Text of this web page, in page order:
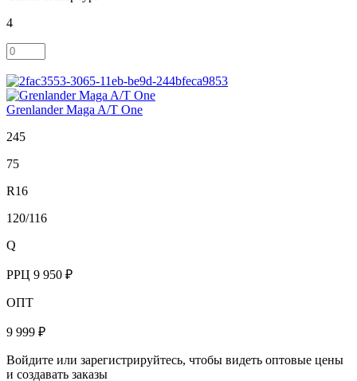
4
Grenlander Maga A/T One
245
75
R16
120/116
Q
РРЦ 9 950 ₽
ОПТ
9 999 ₽
Войдите или зарегистрируйтесь, чтобы видеть оптовые цены
и создавать заказы